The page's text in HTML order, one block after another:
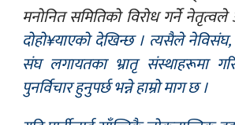
मनोनित समितिको विरोध गर्ने
दोहो¥याएको देखिन्छ । त्यसैले
संघ लगायतका भ्रातृ संस्थाहरूमा
पुनर्विचार हुनुपर्छ भन्ने हाम्रो माग छ ।